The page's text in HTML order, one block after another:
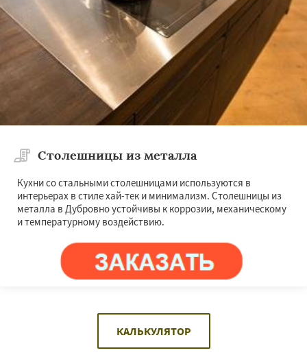
Столешницы из металла
Кухни со стальными столешницами используются в
интерьерах в стиле хай-тек и минимализм. Столешницы из
металла в Дубровно устойчивы к коррозии, механическому
и температурному воздействию.
КАЛЬКУЛЯТОР